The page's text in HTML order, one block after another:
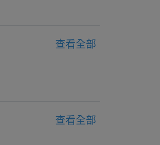
查看全部
查看全部